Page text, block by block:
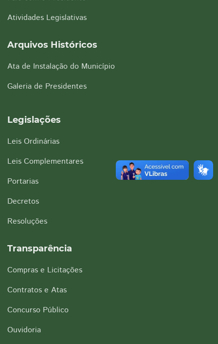
Atividades Legislativas
Arquivos Históricos
Ata de Instalação do Município
Galeria de Presidentes
Legislações
Leis Ordinárias
Leis Complementares
Portarias
Decretos
Resoluções
Transparência
Compras e Licitações
Contratos e Atas
Concurso Público
Ouvidoria